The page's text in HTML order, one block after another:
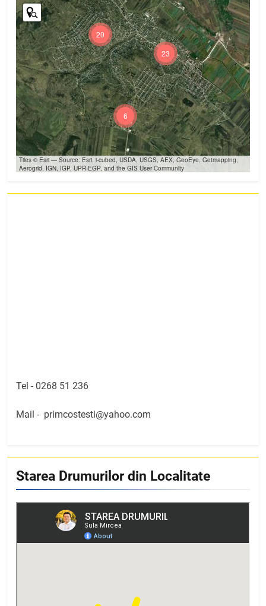
23
20
6
Tiles © Esri — Source: Esri, i-cubed, USDA, USGS, AEX, GeoEye, Getmapping,
Aerogrid, IGN, IGP, UPR-EGP, and the GIS User Community
Tel - 0268 51 236
Mail - primcostesti@yahoo.com
Starea Drumurilor din Localitate